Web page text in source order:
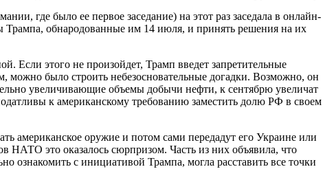
где было ее первое заседание) на этот раз заседала в онлайн-
Трампа, обнародованные им 14 июля, и принять решения на их
Если этого не произойдет, Трамп введет запретительные
было строить небезосновательные догадки. Возможно, он
увеличивающие объемы добычи нефти, к сентябрю увеличат
к американскому требованию заместить долю РФ в своем
оружие и потом сами передадут его Украине или
НАТО это оказалось сюрпризом. Часть из них объявила, что
ознакомить с инициативой Трампа, могла расставить все точки